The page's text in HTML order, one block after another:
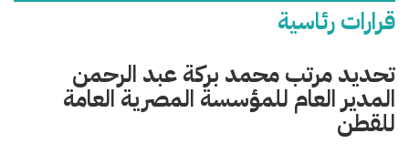
قرارات رئاسية
تحديد مرتب محمد بركة عبد الرحمن
المدير العام للمؤسسة المصرية العامة
للقطن